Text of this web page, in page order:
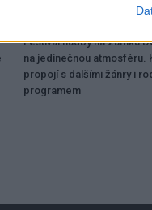
Festival hudby na zámku
na jedinečnou atmosféru.
propojí s dalšími žánry i
programem